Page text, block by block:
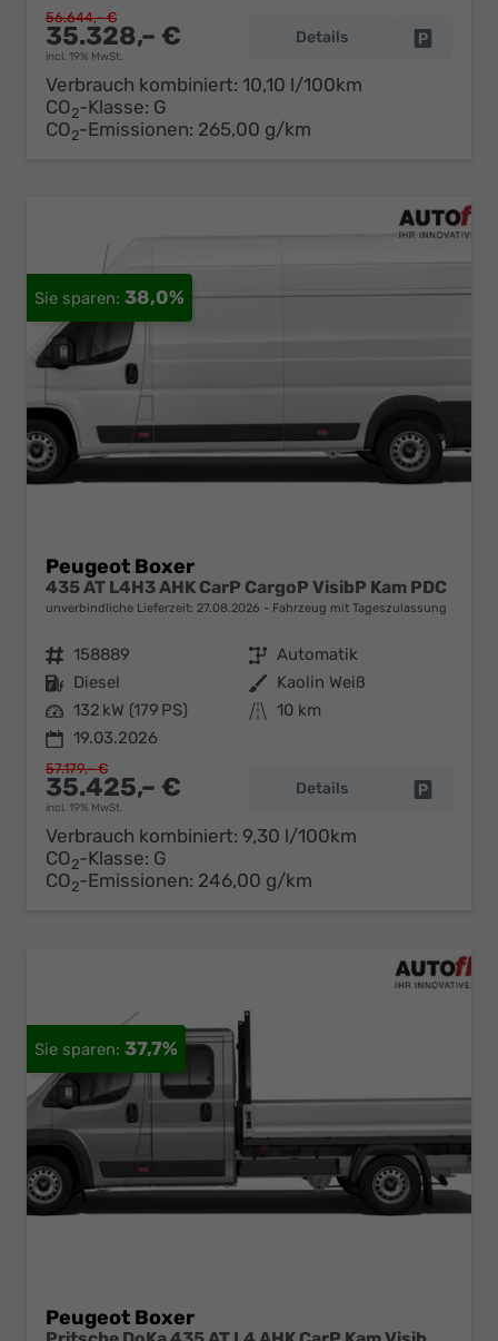
35.328,– €
incl. 19% MwSt.
56.644,– €
Details
Verbrauch kombiniert: 10,10 l/100km
CO2-Klasse: G
CO2-Emissionen: 265,00 g/km
38,0%
Peugeot Boxer
435 AT L4H3 AHK CarP CargoP VisibP Kam PDC
unverbindliche Lieferzeit: 27.08.2026 Fahrzeug mit Tageszulassung
Fahrzeugnr. 158889 Getriebe Automatik
Kraftstoff Diesel Außenfarbe Kaolin Weiß
Leistung 132 kW (179 PS) Kilometerstand 10 km
19.03.2026
35.425,– €
incl. 19% MwSt.
57.179,– €
Details
Verbrauch kombiniert: 9,30 l/100km
CO2-Klasse: G
CO2-Emissionen: 246,00 g/km
37,7%
Peugeot Boxer